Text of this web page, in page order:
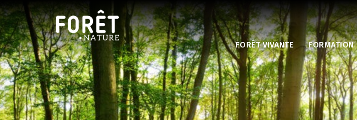
FORÊT VIVANTE FORMATION